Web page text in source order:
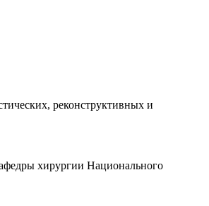
реконструктивных и
хирургии Национального